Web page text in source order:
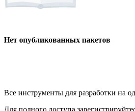
Нет опубликованных пакетов
Все инструменты для разработки на
Для полного доступа